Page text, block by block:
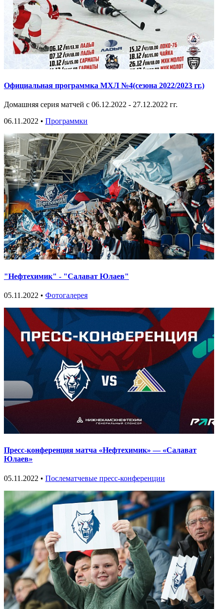
Официальная программка МХЛ №4(сезона 2022/2023 гг.)
Домашняя серия матчей с 06.12.2022 - 27.12.2022 гг.
06.11.2022 • Программки
"Нефтехимик" - "Салават Юлаев"
05.11.2022 • Фотогалерея
Пресс-конференция матча «Нефтехимик» — «Салават
Юлаев»
05.11.2022 • Послематчевые пресс-конференции